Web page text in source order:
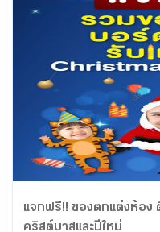
แจกฟรี!! ของตกแต่งห้อง
คริสต์มาสและปีใหม่